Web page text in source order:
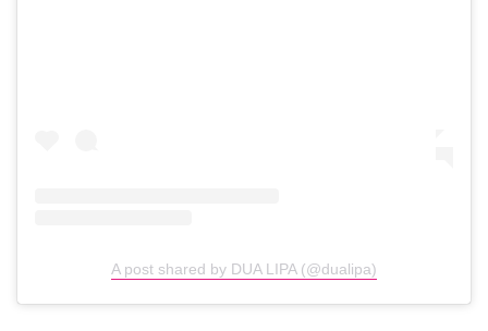
A post shared by DUA LIPA (@dualipa)